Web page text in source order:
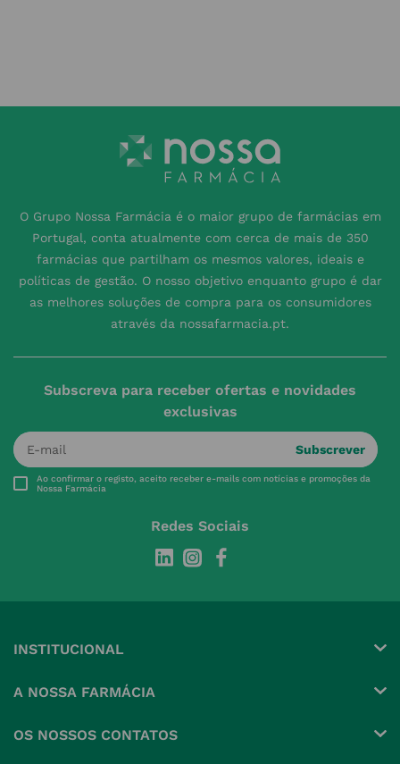
O Grupo Nossa Farmácia é o maior grupo de farmácias em
Portugal, conta atualmente com cerca de mais de 350
farmácias que partilham os mesmos valores, ideais e
políticas de gestão. O nosso objetivo enquanto grupo é dar
as melhores soluções de compra para os consumidores
através da nossafarmacia.pt.
Subscreva para receber ofertas e novidades
exclusivas
Subscrever
Ao confirmar o registo, aceito receber e-mails com notícias e promoções da
Nossa Farmácia
Redes Sociais
INSTITUCIONAL
A NOSSA FARMÁCIA
OS NOSSOS CONTATOS